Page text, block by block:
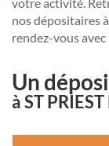
nos dépositaires
rendez-vous
Un
à ST